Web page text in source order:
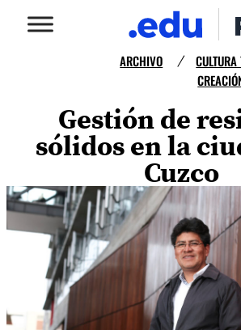
ARCHIVO /
CULTURA
Gestión de
sólidos en la
Cuzco